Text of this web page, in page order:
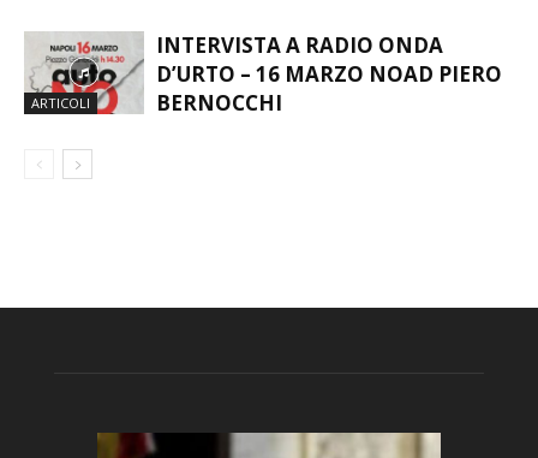
ARTICOLI
INTERVISTA A RADIO ONDA
D’URTO – 16 MARZO NOAD PIERO
BERNOCCHI